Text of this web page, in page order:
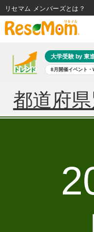
大学受験 by 東
8月開催イベント・
都道府
リセマム メンバーズ